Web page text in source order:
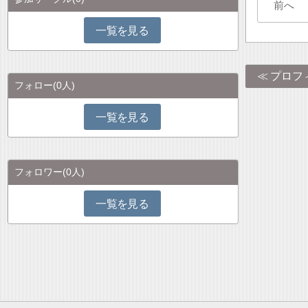
前へ
プロフ
一覧を見る
フォロー(0人)
一覧を見る
フォロワー(0人)
一覧を見る